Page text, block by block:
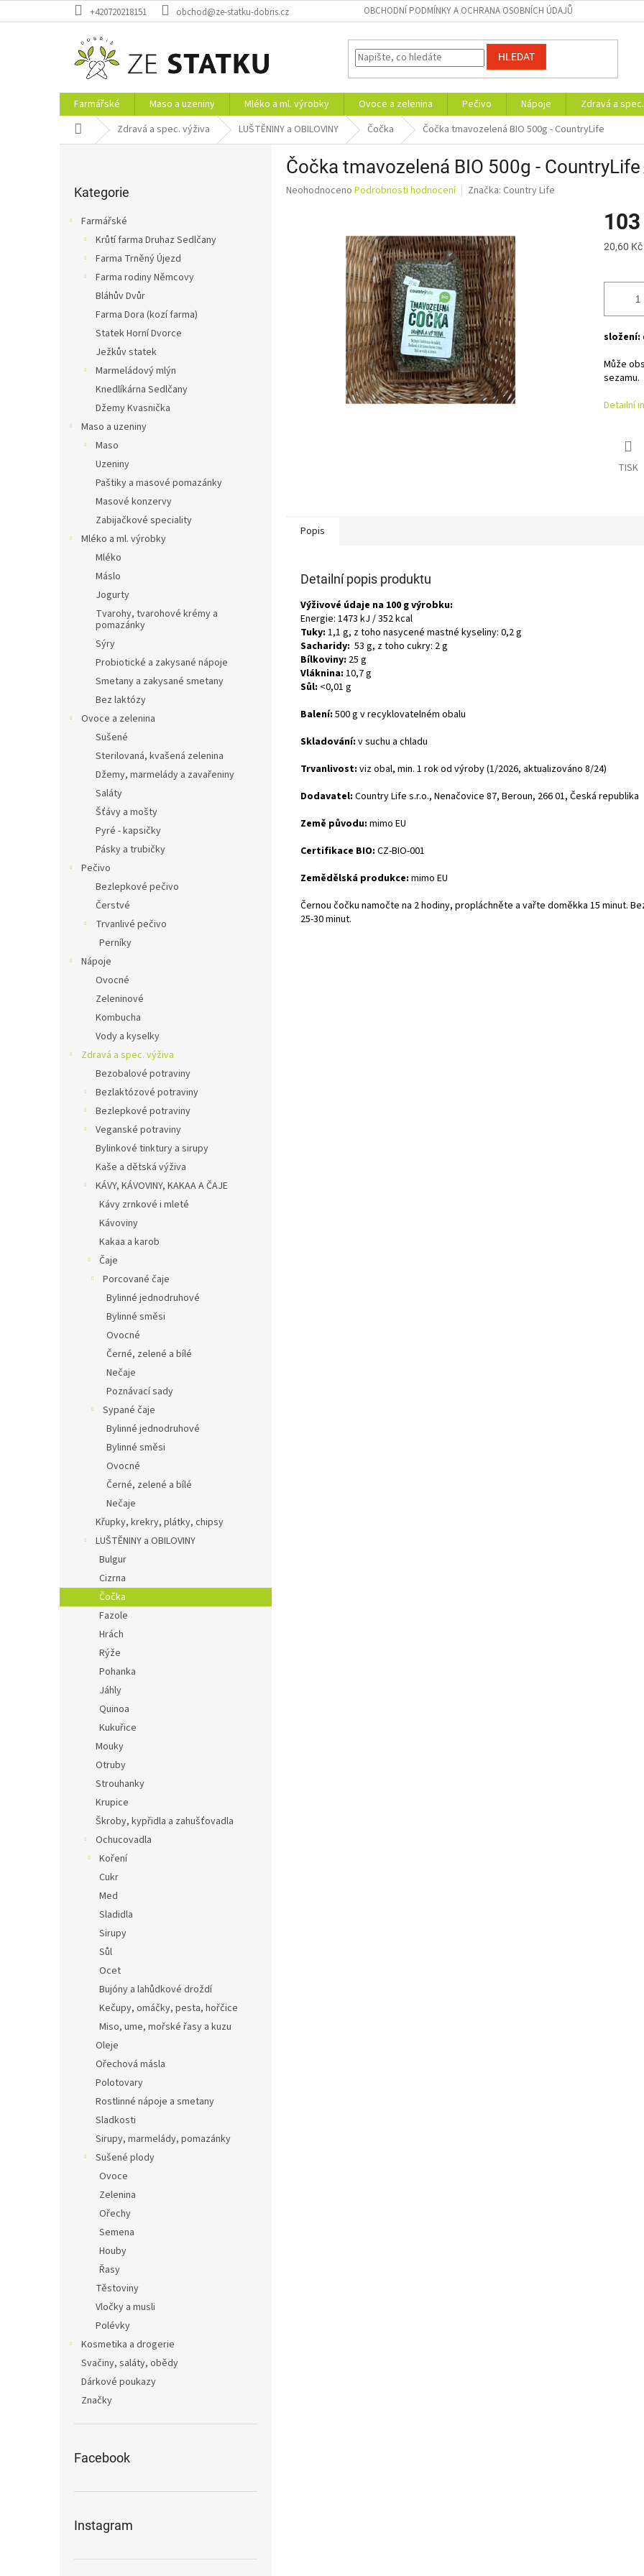
na
+420720218151 obchod@ze-statku-dobris.cz OBCHODNÍ PODMÍNKY A OCHRANA OSOBNÍCH ÚDAJŮ
HLEDAT
Farmářské Maso a uzeniny Mléko a ml. výrobky Ovoce a zelenina Pečivo Nápoje Zdravá a
Domů Zdravá a spec. výživa LUŠTĚNINY a OBILOVINY Čočka Čočka tmavozelená BIO 500g - CountryLife
kategorie
Kategorie
Farmářské
Krůtí farma Druhaz Sedlčany
Farma Trněný Újezd
Farma rodiny Němcovy
Bláhův Dvůr
Farma Dora (kozí farma)
Statek Horní Dvorce
Ježkův statek
Marmeládový mlýn
Knedlíkárna Sedlčany
Džemy Kvasnička
Maso a uzeniny
Maso
Uzeniny
Paštiky a masové pomazánky
Masové konzervy
Zabijačkové speciality
Mléko a ml. výrobky
Mléko
Máslo
Jogurty
Tvarohy, tvarohové krémy a
pomazánky
Sýry
Probiotické a zakysané nápoje
Smetany a zakysané smetany
Bez laktózy
Ovoce a zelenina
Sušené
Sterilovaná, kvašená zelenina
Džemy, marmelády a zavařeniny
Saláty
Šťávy a mošty
Pyré - kapsičky
Pásky a trubičky
Pečivo
Bezlepkové pečivo
Čerstvé
Trvanlivé pečivo
Perníky
Nápoje
Ovocné
Zeleninové
Kombucha
Vody a kyselky
Zdravá a spec. výživa
Bezobalové potraviny
Bezlaktózové potraviny
Bezlepkové potraviny
Veganské potraviny
Bylinkové tinktury a sirupy
Kaše a dětská výživa
KÁVY, KÁVOVINY, KAKAA A ČAJE
Kávy zrnkové i mleté
Kávoviny
Kakaa a karob
Čaje
Porcované čaje
Bylinné jednodruhové
Bylinné směsi
Ovocné
Černé, zelené a bílé
Nečaje
Poznávací sady
Sypané čaje
Bylinné jednodruhové
Bylinné směsi
Ovocné
Černé, zelené a bílé
Nečaje
Křupky, krekry, plátky, chipsy
LUŠTĚNINY a OBILOVINY
Bulgur
Cizrna
Čočka
Fazole
Hrách
Rýže
Pohanka
Jáhly
Quinoa
Kukuřice
Mouky
Otruby
Strouhanky
Krupice
Škroby, kypřidla a zahušťovadla
Ochucovadla
Koření
Cukr
Med
Sladidla
Sirupy
Sůl
Ocet
Bujóny a lahůdkové droždí
Kečupy, omáčky, pesta, hořčice
Miso, ume, mořské řasy a kuzu
Oleje
Ořechová másla
Polotovary
Rostlinné nápoje a smetany
Sladkosti
Sirupy, marmelády, pomazánky
Sušené plody
Ovoce
Zelenina
Ořechy
Semena
Houby
Řasy
Těstoviny
Vločky a musli
Polévky
Kosmetika a drogerie
Svačiny, saláty, obědy
Dárkové poukazy
Značky
Facebook
Instagram
Čočka tmavozelená BIO 500g - CountryLife
Průměrné
Neohodnoceno Podrobnosti hodnocení Značka: Country Life
Měrná
20,60
složení:
Může
sezamu.
Detailní
TISK
Popis
Detailní popis produktu
Výživové údaje na 100 g výrobku:
Energie: 1473 kJ / 352 kcal
Tuky: 1,1 g, z toho nasycené mastné kyseliny: 0,2 g
Sacharidy: 53 g, z toho cukry: 2 g
Bílkoviny: 25 g
Vláknina: 10,7 g
Sůl: <0,01 g
Balení: 500 g v recyklovatelném obalu
Skladování: v suchu a chladu
Trvanlivost: viz obal, min. 1 rok od výroby (1/2026, aktualizováno 8/24)
Dodavatel: Country Life s.r.o., Nenačovice 87, Beroun, 266 01, Česká republika
Země původu: mimo EU
Certifikace BIO: CZ-BIO-001
Zemědělská produkce: mimo EU
Černou čočku namočte na 2 hodiny, propláchněte a vařte doměkka 15 minut.
25-30 minut.